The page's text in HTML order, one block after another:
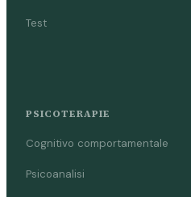
Test
PSICOTERAPIE
Cognitivo comportamentale
Psicoanalisi